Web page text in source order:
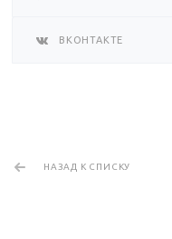
ВКОНТАКТЕ
НАЗАД К СПИСКУ